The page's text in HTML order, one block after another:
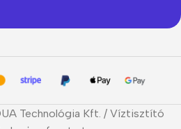
Technológia Kft. / Víztisztító